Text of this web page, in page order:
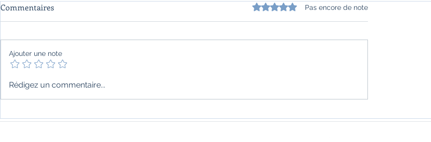
"Itihasa" de Aatish Taseer
Commentaires Noté 0 étoile sur 5.Pas encore de note
Ajouter une note
Rédigez un commentaire...